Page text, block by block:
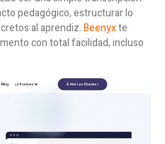
pedagógico, estructurar lo
al aprendiz.Beenyxte
con total facilidad, incluso